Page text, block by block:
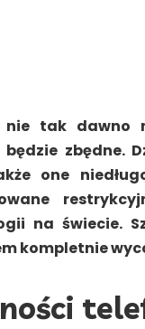
nie tak dawno
zbędne.
one
na świecie.
kompletnie